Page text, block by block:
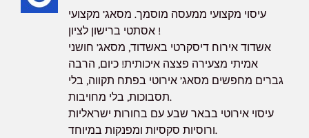
עיסוי מקצועי ממעסה מוסמך. מסאג’ מקצועי
אסתטי ברישון לציון !
אשדוד אירוח דיסקרטי באשדוד, מסאג’ חושני
אמיתי מצעירה פצצה איכותית! כיום, הרבה
גברים מחפשים מסאג’ אירוטי בפתח תקווה, בלי
תסבוכות, בלי מחויבות.
עיסוי אירוטי בבאר שבע עם בחורות ישראליות
ורוסיות סקסיות ומפנקות במיוחד.